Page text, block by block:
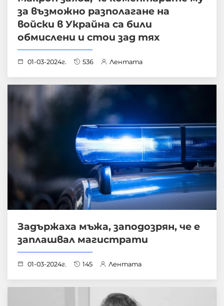
за възможно разполагане на
войски в Украйна са били
обмислени и стои зад тях
01-03-2024г. 536 Лентата
Задържаха мъжа, заподозрян, че е
заплашвал магистрати
01-03-2024г. 145 Лентата